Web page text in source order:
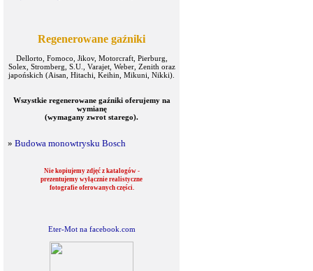
Regenerowane gaźniki
Dellorto, Fomoco, Jikov, Motorcraft, Pierburg,
Solex, Stromberg, S.U., Varajet, Weber, Zenith oraz
japońskich (Aisan, Hitachi, Keihin, Mikuni, Nikki).
Wszystkie regenerowane gaźniki oferujemy na
wymianę
(wymagany zwrot starego).
» Budowa monowtrysku Bosch
Nie kopiujemy zdjęć z katalogów -
prezentujemy wyłącznie realistyczne
fotografie oferowanych części.
Eter-Mot na facebook.com